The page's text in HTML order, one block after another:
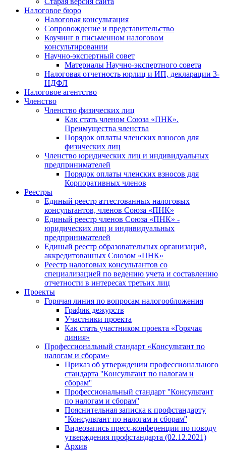
Налоговое бюро
Налоговая консультация
Cопровождение и представительство
Коучинг в письменном налоговом
консультировании
Научно-экспертный совет
Материалы Научно-экспертного совета
Налоговая отчетность юрлиц и ИП, декларации 3-
НДФЛ
Налоговое агентство
Членство
Членство физических лиц
Как стать членом Союза «ПНК».
Преимущества членства
Порядок оплаты членских взносов для
физических лиц
Членство юридических лиц и индивидуальных
предпринимателей
Порядок оплаты членских взносов для
Корпоративных членов
Реестры
Единый реестр аттестованных налоговых
консультантов, членов Союза «ПНК»
Единый реестр членов Союза «ПНК» -
юридических лиц и индивидуальных
предпринимателей
Единый реестр образовательных организаций,
аккредитованных Союзом «ПНК»
Реестр налоговых консультантов со
специализацией по ведению учета и составлению
отчетности в интересах третьих лиц
Проекты
Горячая линия по вопросам налогообложения
График дежурств
Участники проекта
Как стать участником проекта «Горячая
линия»
Профессиональный стандарт «Консультант по
налогам и сборам»
Приказ об утверждении профессионального
стандарта ''Консультант по налогам и
сборам''
Профессиональный стандарт ''Консультант
по налогам и сборам''
Пояснительная записка к профстандарту
''Консультант по налогам и сборам''
Видеозапись пресс-конференции по поводу
утверждения профстандарта (02.12.2021)
Архив